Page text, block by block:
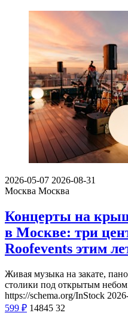
2026-05-07 2026-08-31
Москва Москва
Концерты на
в Москве: три
Roofevents этим
Живая музыка на закате,
столики под открытым
https://schema.org/InStock
599 ₽ 14845 32